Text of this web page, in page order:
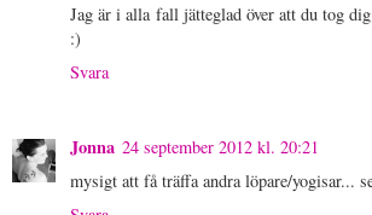
Jag är i alla fall jätteglad över att du tog
:)
Svara
Jonna 24 september 2012 kl. 20:21
mysigt att få träffa andra löpare/yogisar...